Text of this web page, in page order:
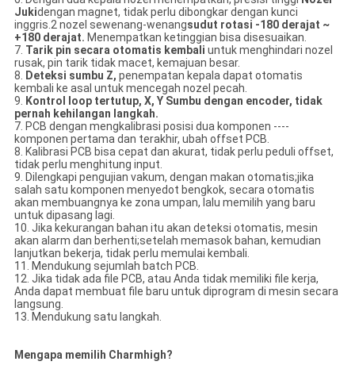
Jukidengan magnet, tidak perlu dibongkar dengan kunci
inggris.2 nozel sewenang-wenangsudut rotasi -180 derajat ~
+180 derajat. Menempatkan ketinggian bisa disesuaikan.
7. Tarik pin secara otomatis kembali untuk menghindari nozel
rusak, pin tarik tidak macet, kemajuan besar.
8. Deteksi sumbu Z, penempatan kepala dapat otomatis
kembali ke asal untuk mencegah nozel pecah.
9. Kontrol loop tertutup, X, Y Sumbu dengan encoder, tidak
pernah kehilangan langkah.
7. PCB dengan mengkalibrasi posisi dua komponen ----
komponen pertama dan terakhir, ubah offset PCB.
8. Kalibrasi PCB bisa cepat dan akurat, tidak perlu peduli offset,
tidak perlu menghitung input.
9. Dilengkapi pengujian vakum, dengan makan otomatis;jika
salah satu komponen menyedot bengkok, secara otomatis
akan membuangnya ke zona umpan, lalu memilih yang baru
untuk dipasang lagi.
10. Jika kekurangan bahan itu akan deteksi otomatis, mesin
akan alarm dan berhenti;setelah memasok bahan, kemudian
lanjutkan bekerja, tidak perlu memulai kembali.
11. Mendukung sejumlah batch PCB.
12. Jika tidak ada file PCB, atau Anda tidak memiliki file kerja,
Anda dapat membuat file baru untuk diprogram di mesin secara
langsung.
13. Mendukung satu langkah.
Mengapa memilih Charmhigh?